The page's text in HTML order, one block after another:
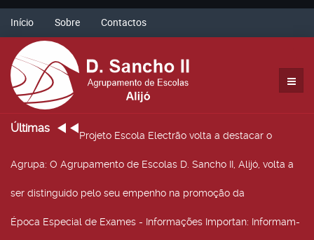
Início Sobre Contactos
Últimas
Projeto Escola Electrão volta a destacar o
Agrupa: O Agrupamento de Escolas D. Sancho II, Alijó, volta a
ser distinguido pelo seu empenho na promoção da
Época Especial de Exames - Informações Importan: Informam-